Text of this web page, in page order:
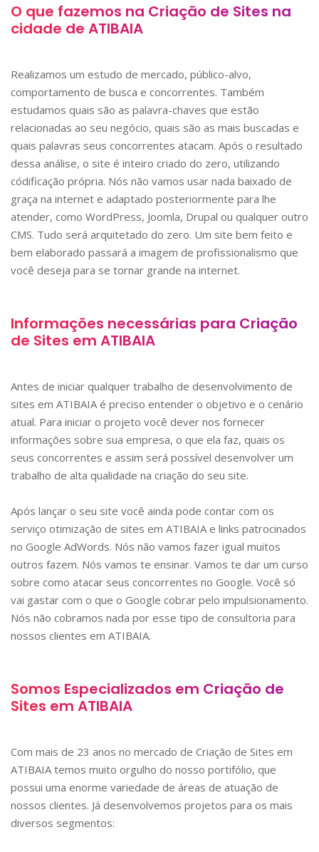
O que fazemos na Criação de Sites na
cidade de ATIBAIA
Realizamos um estudo de mercado, público-alvo,
comportamento de busca e concorrentes. Também
estudamos quais são as palavra-chaves que estão
relacionadas ao seu negócio, quais são as mais buscadas e
quais palavras seus concorrentes atacam. Após o resultado
dessa análise, o site é inteiro criado do zero, utilizando
códificação própria. Nós não vamos usar nada baixado de
graça na internet e adaptado posteriormente para lhe
atender, como WordPress, Joomla, Drupal ou qualquer outro
CMS. Tudo será arquitetado do zero. Um site bem feito e
bem elaborado passará a imagem de profissionalismo que
você deseja para se tornar grande na internet.
Informações necessárias para Criação
de Sites em ATIBAIA
Antes de iniciar qualquer trabalho de desenvolvimento de
sites em ATIBAIAé preciso entender o objetivo e o cenário
atual. Para iniciar o projeto você dever nos fornecer
informações sobre sua empresa, o que ela faz, quais os
seus concorrentes e assim será possível desenvolver um
trabalho de alta qualidade na criação do seu site.
Após lançar o seu site você ainda pode contar com os
serviço otimização de sites em ATIBAIAe links patrocinados
no Google AdWords. Nós não vamos fazer igual muitos
outros fazem. Nós vamos te ensinar. Vamos te dar um curso
sobre como atacar seus concorrentes no Google. Você só
vai gastar com o que o Google cobrar pelo impulsionamento.
Nós não cobramos nada por esse tipo de consultoria para
nossos clientes em ATIBAIA.
Somos Especializados em Criação de
Sites em ATIBAIA
Com mais de 23 anos no mercado de Criação de Sites em
ATIBAIAtemos muito orgulho do nosso portifólio, que
possui uma enorme variedade de áreas de atuação de
nossos clientes. Já desenvolvemos projetos para os mais
diversos segmentos: